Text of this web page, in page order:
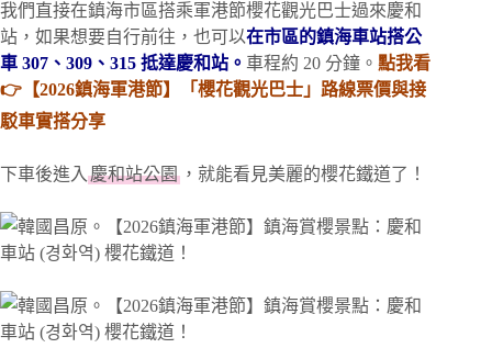
我們直接在鎮海市區搭乘軍港節櫻花觀光巴士過來慶和
站，如果想要自行前往，也可以在市區的鎮海車站搭公
車 307、309、315 抵達慶和站。 車程約 20 分鐘。 點我看
👉【2026鎮海軍港節】「櫻花觀光巴士」路線票價與接
駁車實搭分享
下車後進入 慶和站公園 ，就能看見美麗的櫻花鐵道了！